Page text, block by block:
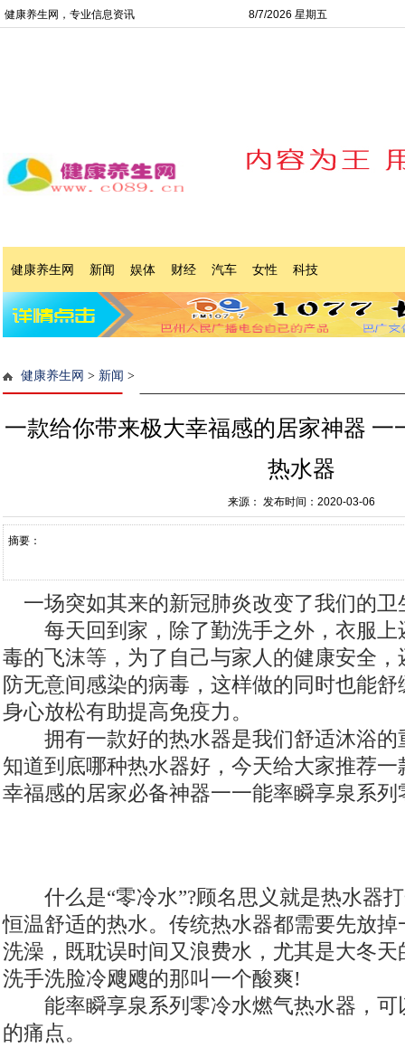
健康养生网，专业信息资讯 8/7/2026 星期五
健康养生网 新闻 娱体 财经 汽车 女性 科技
健康养生网 > 新闻 >
一款给你带来极大幸福感的居家神器 一
热水器
来源： 发布时间：2020-03-06
摘要：
一场突如其来的新冠肺炎改变了我们的卫
每天回到家，除了勤洗手之外，衣服上
毒的飞沫等，为了自己与家人的健康安全
防无意间感染的病毒，这样做的同时也能
身心放松有助提高免疫力。
拥有一款好的热水器是我们舒适沐浴的
知道到底哪种热水器好，今天给大家推荐
幸福感的居家必备神器一一能率瞬享泉系
什么是“零冷水”?顾名思义就是热水器
恒温舒适的热水。传统热水器都需要先放
洗澡，既耽误时间又浪费水，尤其是大冬
洗手洗脸冷飕飕的那叫一个酸爽!
能率瞬享泉系列零冷水燃气热水器，可
的痛点。